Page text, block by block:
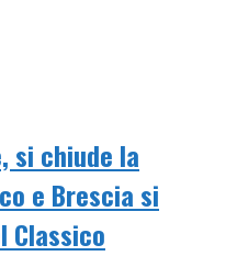
si chiude la
e Brescia si
Classico